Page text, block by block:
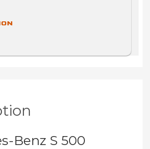
Benz S 500